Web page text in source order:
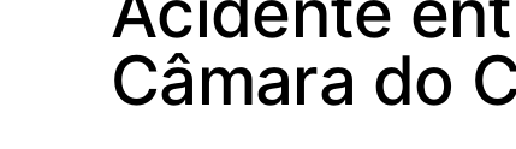
Câmara do